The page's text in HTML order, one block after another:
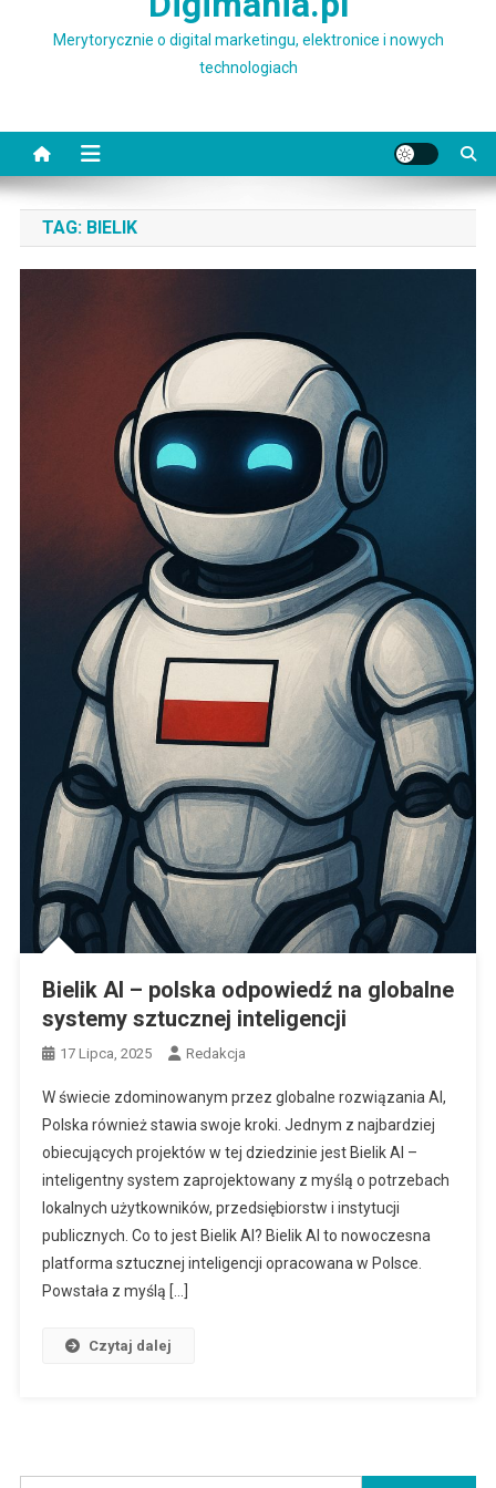
Merytorycznie o digital marketingu, elektronice i nowych
technologiach
TAG: BIELIK
Bielik AI – polska odpowiedź na globalne
systemy sztucznej inteligencji
17 Lipca, 2025 Redakcja
W świecie zdominowanym przez globalne rozwiązania AI,
Polska również stawia swoje kroki. Jednym z najbardziej
obiecujących projektów w tej dziedzinie jest Bielik AI –
inteligentny system zaprojektowany z myślą o potrzebach
lokalnych użytkowników, przedsiębiorstw i instytucji
publicznych. Co to jest Bielik AI? Bielik AI to nowoczesna
platforma sztucznej inteligencji opracowana w Polsce.
Powstała z myślą […]
Czytaj dalej